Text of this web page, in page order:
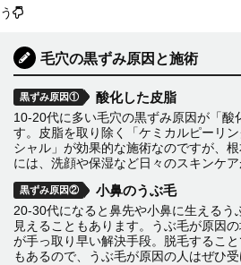
う
毛穴の黒ずみ原因と施術
黒ずみ原因① 酸化した皮脂
10-20代に多い毛穴の黒ずみ原因が「酸
す。皮脂を取り除く「ケミカルピーリ
シャル」が効果的な施術なのですが、
には、洗顔や保湿など日々のスキンケア
黒ずみ原因② 小鼻のうぶ毛
20-30代になると鼻先や小鼻に生えるう
見えることもあります。うぶ毛が原因
が手っ取り早い解決手段。脱毛するこ
もあるので、うぶ毛が原因の人はぜひ受